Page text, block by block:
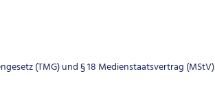
(TMG) und § 18 Medienstaatsvertrag (MStV)